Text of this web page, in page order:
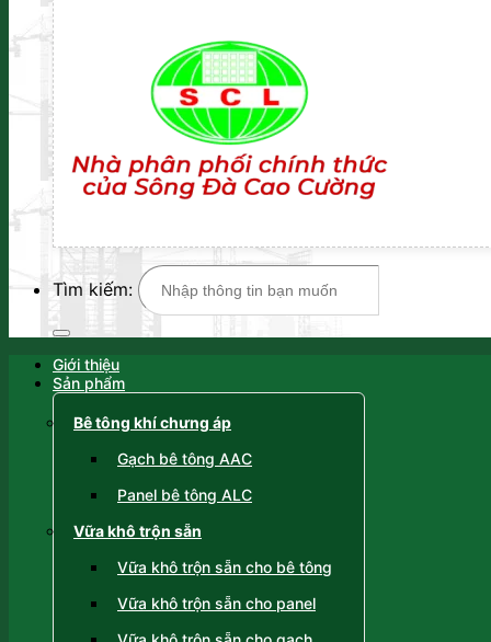
Tìm kiếm:
Giới thiệu
Sản phẩm
Bê tông khí chưng áp
Gạch bê tông AAC
Panel bê tông ALC
Vữa khô trộn sẵn
Vữa khô trộn sẵn cho bê tông
Vữa khô trộn sẵn cho panel